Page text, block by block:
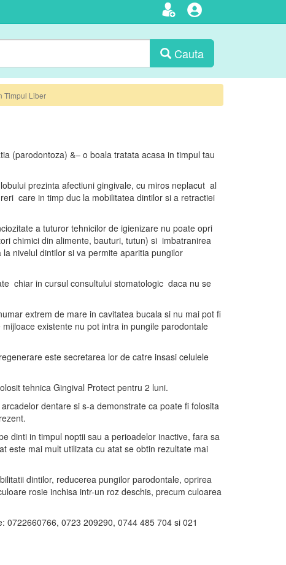
Cauta
Timpul Liber
(parodontoza) &– o boala tratata acasa in timpul tau
prezinta afectiuni gingivale, cu miros neplacut al
care in timp duc la mobilitatea dintilor si a retractiei
a tuturor tehnicilor de igienizare nu poate opri
chimici din alimente, bauturi, tutun) si imbatranirea
nivelul dintilor si va permite aparitia pungilor
chiar in cursul consultului stomatologic daca nu se
extrem de mare in cavitatea bucala si nu mai pot fi
existente nu pot intra in pungile parodontale
este secretarea lor de catre insasi celulele
tehnica Gingival Protect pentru 2 luni.
dentare si s-a demonstrate ca poate fi folosita
dinti in timpul noptii sau a perioadelor inactive, fara sa
este mai mult utilizata cu atat se obtin rezultate mai
dintilor, reducerea pungilor parodontale, oprirea
rosie inchisa intr-un roz deschis, precum culoarea
0722660766, 0723 209290, 0744 485 704 si 021